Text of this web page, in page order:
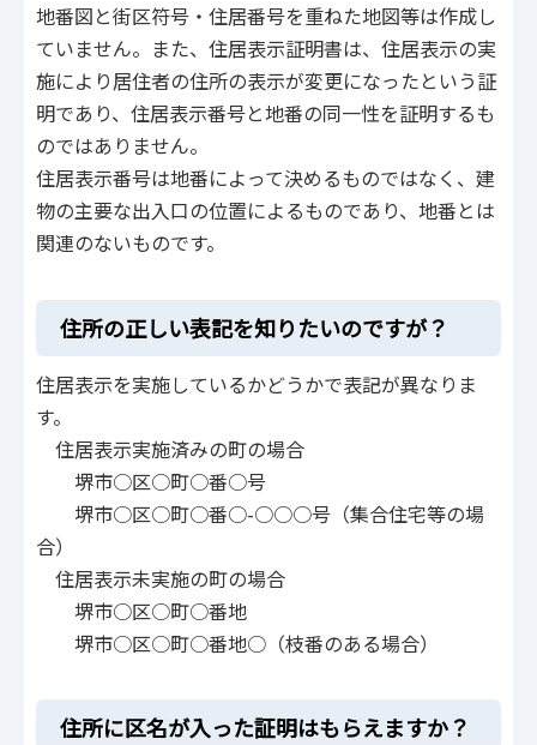
地番図と街区符号・住居番号を重ねた地図等は作成し
ていません。また、住居表示証明書は、住居表示の実
施により居住者の住所の表示が変更になったという証
明であり、住居表示番号と地番の同一性を証明するも
のではありません。
住居表示番号は地番によって決めるものではなく、建
物の主要な出入口の位置によるものであり、地番とは
関連のないものです。
住所の正しい表記を知りたいのですが？
住居表示を実施しているかどうかで表記が異なりま
す。
住居表示実施済みの町の場合
堺市○区○町○番○号
堺市○区○町○番○-○○○号（集合住宅等の場
合）
住居表示未実施の町の場合
堺市○区○町○番地
堺市○区○町○番地○（枝番のある場合）
住所に区名が入った証明はもらえますか？